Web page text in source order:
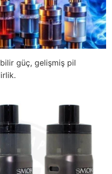
güç, gelişmiş pil